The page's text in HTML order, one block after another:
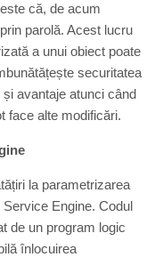
că, de acum
parolă. Acest lucru
a unui obiect poate
securitatea
avantaje atunci când
face alte modificări.
la parametrizarea
Engine. Codul
de un program logic
înlocuirea